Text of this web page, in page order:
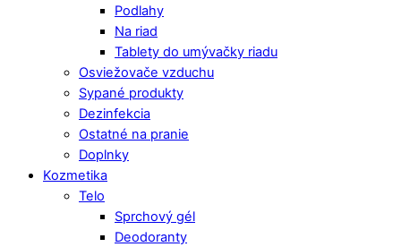
Podlahy
Na riad
Tablety do umývačky riadu
Osviežovače vzduchu
Sypané produkty
Dezinfekcia
Ostatné na pranie
Doplnky
Kozmetika
Telo
Sprchový gél
Deodoranty